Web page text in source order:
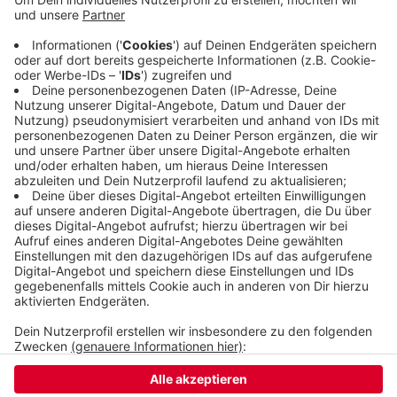
arbeitet die Wuppertaler Uni mit anderen
Hochschulen und dem Fraunhofer Insitut
zusammen. Für die kommenden vier Jahre fördert
das Land NRW die Forschung mit rund 1,5 Millionen
Euro.
Veröffentlicht:Donnerstag, 15.09.2022 09:38
Anzeige